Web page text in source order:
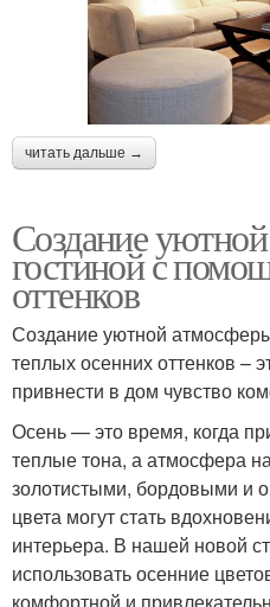
читать дальше →
Создание
гостиной с
оттенков
Создание уютной
теплых осенних оттенков –
привнести в дом чувство
Осень — это время, когда
теплые тона, а атмосфера
золотистыми, бордовыми и
цвета могут стать
интерьера. В нашей новой
использовать осенние
комфортной и